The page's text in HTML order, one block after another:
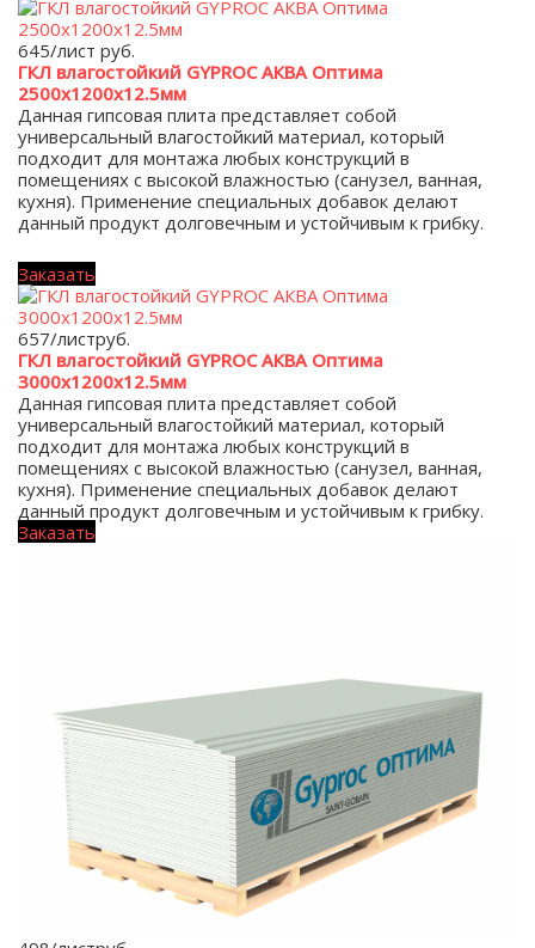
645/лист руб.
ГКЛ влагостойкий GYPROC АКВА Оптима
2500х1200х12.5мм
Данная гипсовая плита представляет собой
универсальный влагостойкий материал, который
подходит для монтажа любых конструкций в
помещениях с высокой влажностью (санузел, ванная,
кухня). Применение специальных добавок делают
данный продукт долговечным и устойчивым к грибку.
Заказать
657/листруб.
ГКЛ влагостойкий GYPROC АКВА Оптима
3000х1200х12.5мм
Данная гипсовая плита представляет собой
универсальный влагостойкий материал, который
подходит для монтажа любых конструкций в
помещениях с высокой влажностью (санузел, ванная,
кухня). Применение специальных добавок делают
данный продукт долговечным и устойчивым к грибку.
Заказать